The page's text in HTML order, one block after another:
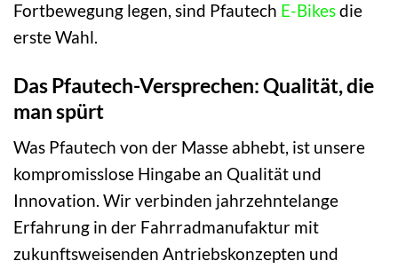
Fortbewegung legen, sind Pfautech E-Bikesdie
erste Wahl.
Das Pfautech-Versprechen: Qualität, die
man spürt
Was Pfautech von der Masse abhebt, ist unsere
kompromisslose Hingabe an Qualität und
Innovation. Wir verbinden jahrzehntelange
Erfahrung in der Fahrradmanufaktur mit
zukunftsweisenden Antriebskonzepten und